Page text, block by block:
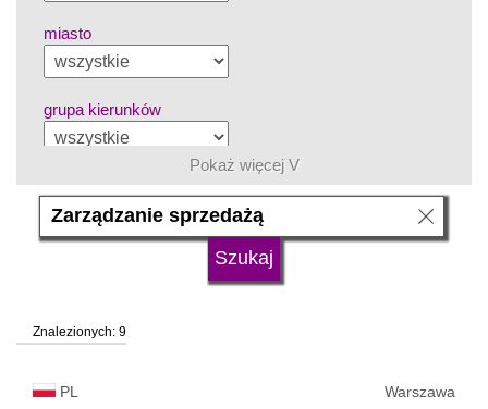
miasto
grupa kierunków
język
status uczelni
Pokaż więcej V
Znalezionych: 9
PL Warszawa